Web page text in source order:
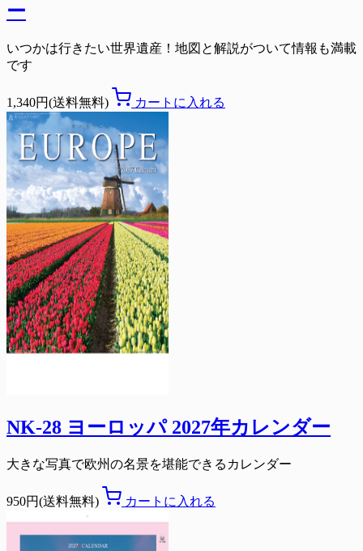
ー
いつかは行きたい世界遺産！地図と解説がついて情報も満載
です
1,340円(送料無料) カートに入れる
NK-28 ヨーロッパ 2027年カレンダー
大きな写真で欧州の名景を堪能できるカレンダー
950円(送料無料) カートに入れる